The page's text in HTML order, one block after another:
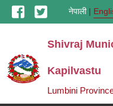
Skip to main contentनेपाली
Shivraj
Kapilvastu
Lumbini